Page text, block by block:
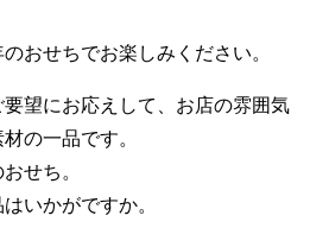
おせちでお楽しみください。
望にお応えして、お店の雰囲気
の一品です。
せち。
いかがですか。